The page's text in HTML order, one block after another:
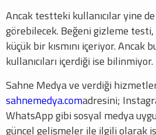
Ancak testteki kullanıcılar yine de
görebilecek. Beğeni gizleme testi,
küçük bir kısmını içeriyor. Ancak
kullanıcıları içerdiği ise bilinmiyor.
Sahne Medya ve verdiği
sahnemedya.comadresini;
WhatsApp gibi sosyal medya
güncel gelişmeler ile ilgili olarak